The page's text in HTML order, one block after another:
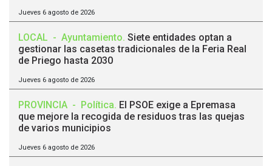
Jueves 6 agosto de 2026
LOCAL - Ayuntamiento. Siete entidades optan a
gestionar las casetas tradicionales de la Feria Real
de Priego hasta 2030
Jueves 6 agosto de 2026
PROVINCIA - Política. El PSOE exige a Epremasa
que mejore la recogida de residuos tras las quejas
de varios municipios
Jueves 6 agosto de 2026